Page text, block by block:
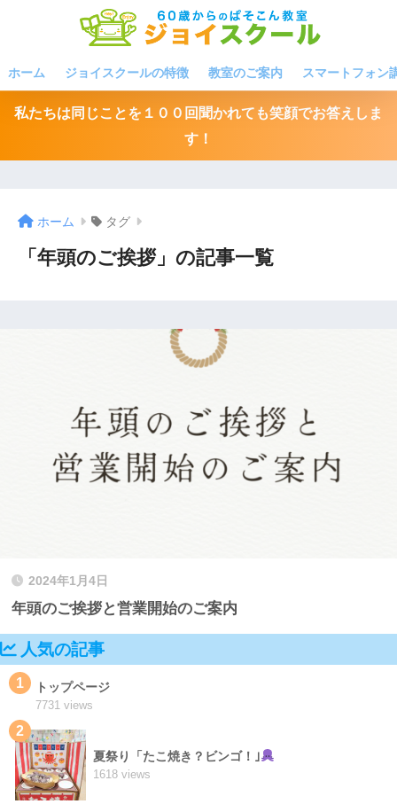
ホーム ジョイスクールの特徴 教室のご案内 スマートフォン
私たちは同じことを１００回聞かれても笑顔でお答えしま
す！
ホーム タグ
「年頭のご挨拶」の記事一覧
2024年1月4日
年頭のご挨拶と営業開始のご案内
人気の記事
1 トップページ
7731 views
2
夏祭り「たこ焼き？ビンゴ！｣
1618 views